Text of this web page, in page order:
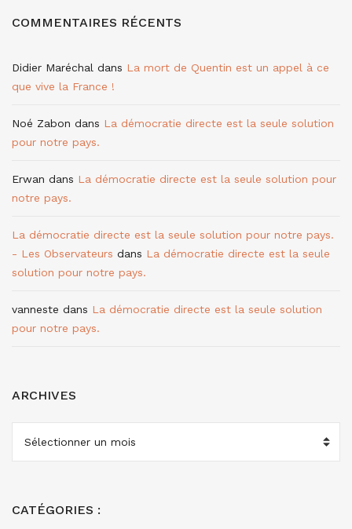
COMMENTAIRES RÉCENTS
Didier Maréchal dans La mort de Quentin est un appel à ce
que vive la France !
Noé Zabon dans La démocratie directe est la seule solution
pour notre pays.
Erwan dans La démocratie directe est la seule solution pour
notre pays.
La démocratie directe est la seule solution pour notre pays.
- Les Observateurs dans La démocratie directe est la seule
solution pour notre pays.
vanneste dans La démocratie directe est la seule solution
pour notre pays.
ARCHIVES
ARCHIVES
CATÉGORIES :